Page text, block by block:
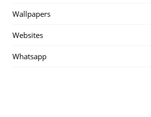
Wallpapers
Websites
Whatsapp